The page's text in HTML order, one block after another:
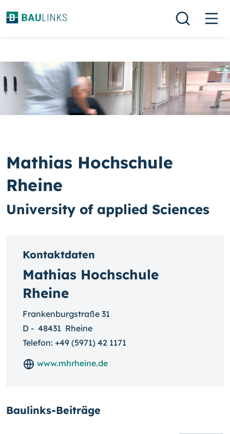
Mathias Hochschule
Rheine
University of applied Sciences
Kontaktdaten
Mathias Hochschule
Rheine
Frankenburgstraße 31
D - 48431 Rheine
Telefon: +49 (5971) 42 1171
www.mhrheine.de
Baulinks-Beiträge